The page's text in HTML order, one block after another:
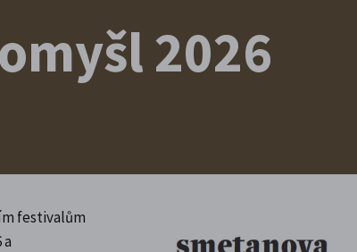
2026
festivalům